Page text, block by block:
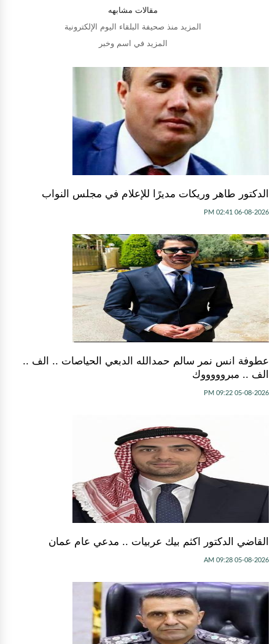
مقالات مشابهه
المزيد منذ صحيفة البلقاء اليوم الإلكترونية
المزيد في اسم وخبر
الدكتور طاهر وريكات مديرًا للإعلام في مجلس النواب
06-08-2026 02:41 PM
عطوفة انس نمر سالم حمدالله الدبعي الحياصات .. الف ..
الف .. مبروووووك
05-08-2026 09:22 PM
القاضي الدكتور اكثم بيك عربيات .. مدعي عام عمان
05-08-2026 09:28 AM